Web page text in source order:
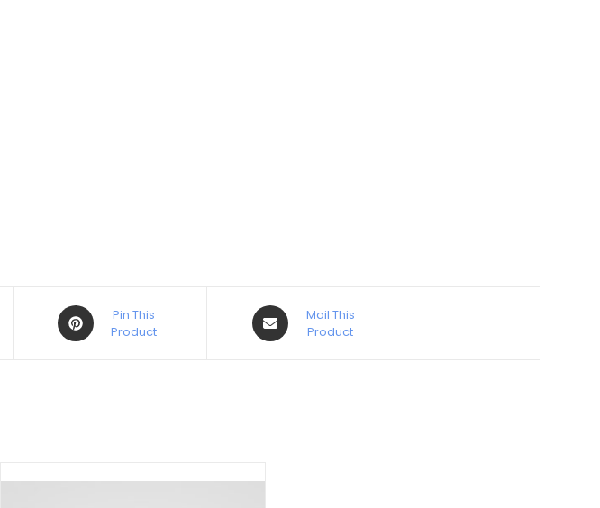
Pin This
Product
Mail This
Product